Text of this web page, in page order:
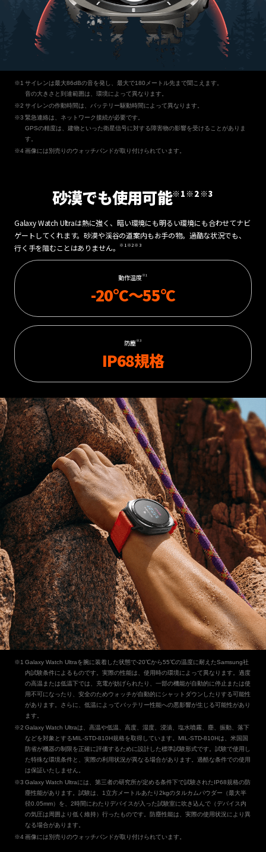
サイレンは最大86dBの音を発し、最大で180メートル先まで聞こえます。
音の大きさと到達範囲は、環境によって異なります。
サイレンの作動時間は、バッテリー駆動時間によって異なります。
緊急連絡は、ネットワーク接続が必要です。
GPSの精度は、建物といった衛星信号に対する障害物の影響を受けることがありま
す。
画像には別売りのウォッチバンドが取り付けられています。
砂漠でも使用可能※1 ※2 ※3
Galaxy Watch Ultraは熱に強く、暗い環境にも明るい環境にも合わせてナビ
ゲートしてくれます。砂漠や渓谷の道案内もお手の物。過酷な状況でも、
行く手を阻むことはありません。
※1 ※2 ※3
動作温度※1
-20°C～55°C
防塵※3
IP68規格
Galaxy Watch Ultraを腕に装着した状態で-20℃から55℃の温度に耐えたSamsung社
内試験条件によるものです。実際の性能は、使用時の環境によって異なります。過度
の高温または低温下では、充電が妨げられたり、一部の機能が自動的に停止または使
用不可になったり、安全のためウォッチが自動的にシャットダウンしたりする可能性
があります。さらに、低温によってバッテリー性能への悪影響が生じる可能性があり
ます。
Galaxy Watch Ultraは、高温や低温、高度、湿度、浸漬、塩水噴霧、塵、振動、落下
などを対象とするMIL-STD-810H規格を取得しています。MIL-STD-810Hは、米国国
防省が機器の制限を正確に評価するために設計した標準試験形式です。試験で使用し
た特殊な環境条件と、実際の利用状況が異なる場合があります。過酷な条件での使用
は保証いたしません。
Galaxy Watch Ultraには、第三者の研究所が定める条件下で試験されたIP68規格の防
塵性能があります。試験は、1立方メートルあたり2kgのタルカムパウダー（最大半
径0.05mm）を、2時間にわたりデバイスが入った試験室に吹き込んで（デバイス内
の気圧は周囲より低く維持）行ったものです。防塵性能は、実際の使用状況により異
なる場合があります。
画像には別売りのウォッチバンドが取り付けられています。